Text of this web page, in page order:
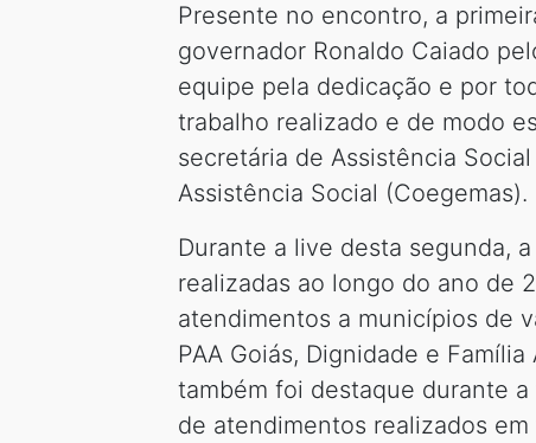
Presente no encontro, a
governador Ronaldo Caiado
equipe pela dedicação e por
trabalho realizado e de modo
secretária de Assistência
Assistência Social (Coegemas).
Durante a live desta segunda,
realizadas ao longo do ano de
atendimentos a municípios de
PAA Goiás, Dignidade e
também foi destaque durante
de atendimentos realizados